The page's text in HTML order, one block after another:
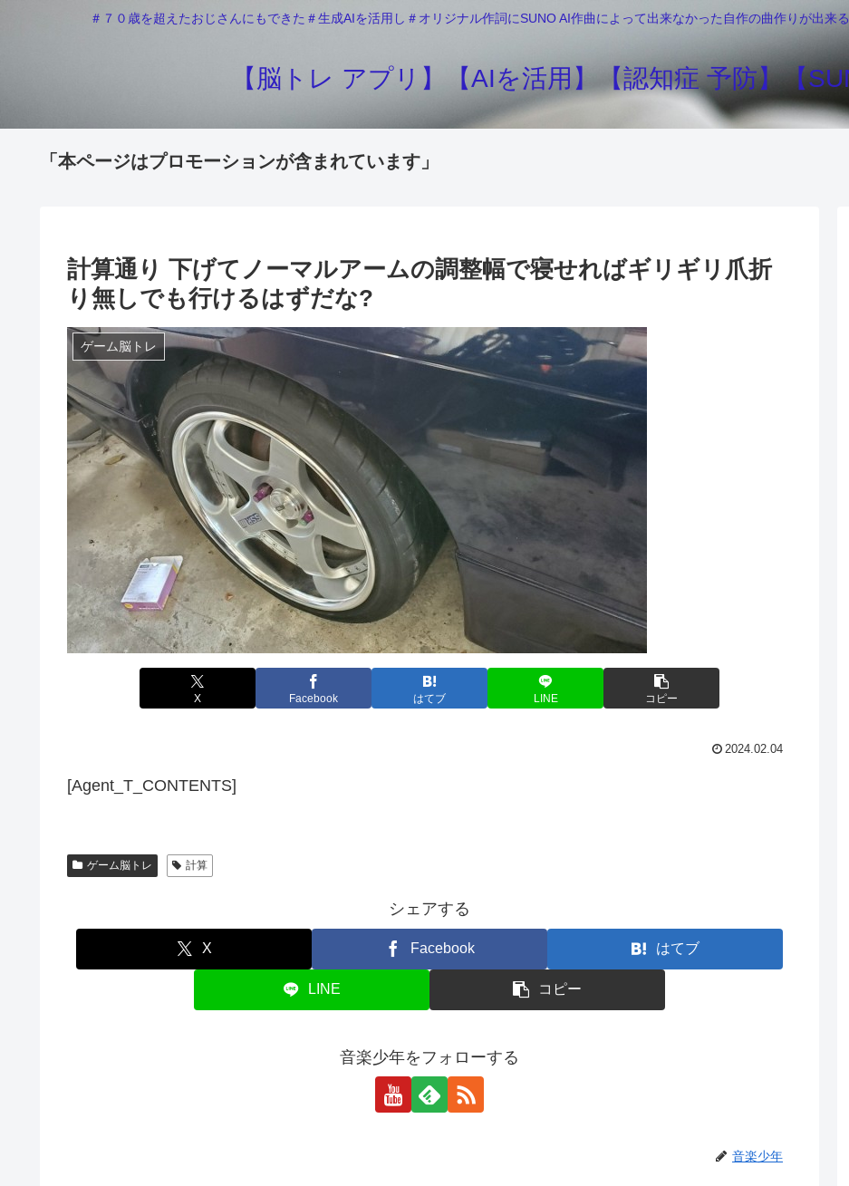
＃７０歳を超えたおじさんにもできた＃生成AIを活用し＃オリジナル作詞にSUNO AI作曲によって出来なかった自作の曲作りが出来
【脳トレ アプリ】【AIを活用】【認知症 予防】【
「本ページはプロモーションが含まれています」
計算通り 下げてノーマルアームの調整幅で寝せればギリギリ爪折
り無しでも行けるはずだな?
ゲーム脳トレ
X Facebook はてブ LINE コピー
2024.02.04
[Agent_T_CONTENTS]
ゲーム脳トレ 計算
シェアする
X Facebook はてブ
LINE コピー
音楽少年をフォローする
音楽少年